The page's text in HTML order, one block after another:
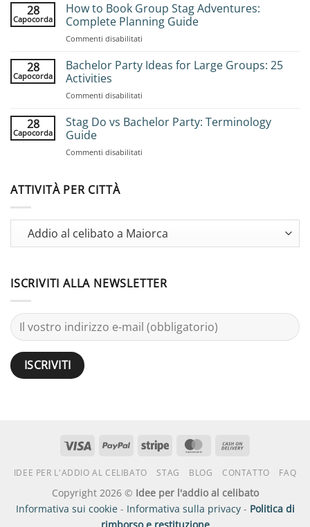
28
Capocorda
How to Book Group Stag Adventures:
Complete Planning Guide
Commenti disabilitati
to
Complete
28
Capocorda
Bachelor Party Ideas for Large Groups: 25
Activities
Commenti disabilitati
Party
28
Capocorda
Stag Do vs Bachelor Party: Terminology
Guide
Commenti disabilitati
Terminology
Guide
ATTIVITÀ PER CITTÀ
ISCRIVITI ALLA NEWSLETTER
Visto PayPal Striscia MasterCard
consegna
IDEE PER L'ADDIO AL CELIBATO STAG BLOG CONTATTO FAQ
Copyright 2026 © Idee per l'addio al celibato
Informativa sui cookie- Informativa sulla privacy- Politica di